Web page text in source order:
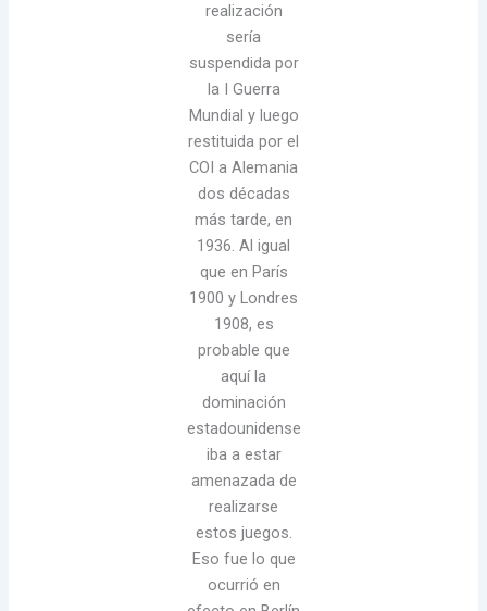
realización
sería
suspendida por
la I Guerra
Mundial y luego
restituida por el
COI a Alemania
dos décadas
más tarde, en
1936. Al igual
que en París
1900 y Londres
1908, es
probable que
aquí la
dominación
estadounidense
iba a estar
amenazada de
realizarse
estos juegos.
Eso fue lo que
ocurrió en